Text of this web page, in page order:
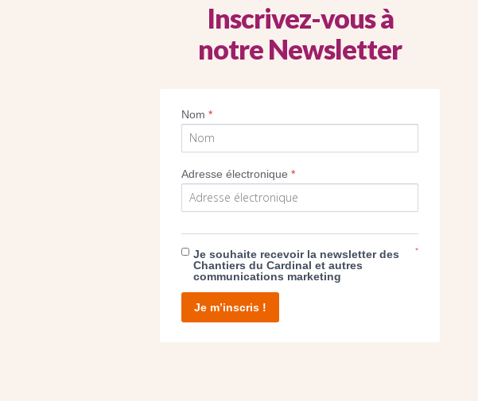
L’ART DU VITRAIL AU XXE SIÈCLEInscrivez-vous à
notre Newsletter
Nom*
Adresse électronique*
Je souhaite recevoir la newsletter des
Chantiers du Cardinal et autres
communications marketing
*
Je m’inscris !